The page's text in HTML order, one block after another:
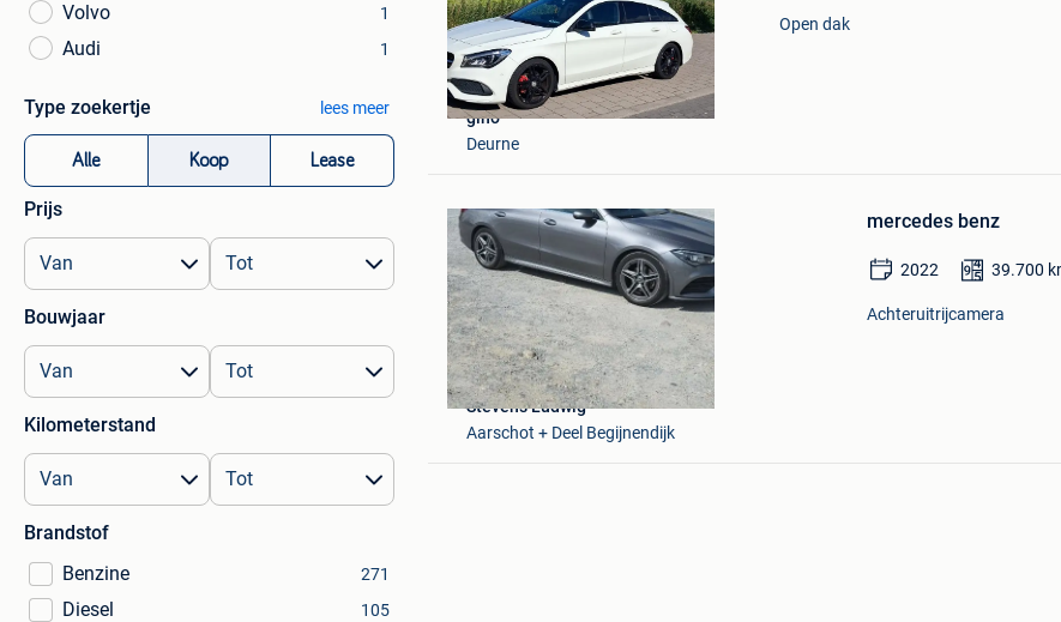
Volvo 1
Audi 1
Type zoekertje lees meer
Alle Koop Lease
Prijs
Bouwjaar
Kilometerstand
Brandstof
Benzine
271
Diesel 105
Open dak
gino
Deurne
Bewaren
in
Mijn
mercedes benz
2022 39.700
Achteruitrijcamera
Stevens Ludwig
Aarschot + Deel Begijnendijk